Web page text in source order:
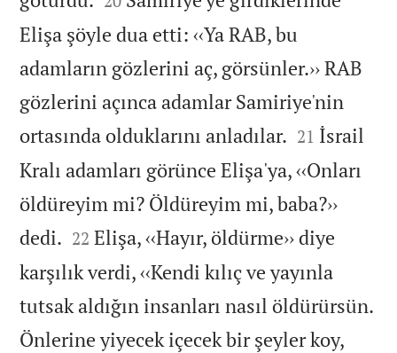
Elişa şöyle dua etti: ‹‹Ya RAB, bu
adamların gözlerini aç, görsünler.›› RAB
gözlerini açınca adamlar Samiriye'nin
ortasında olduklarını anladılar. 

21 İsrail
Kralı adamları görünce Elişa'ya, ‹‹Onları
öldüreyim mi? Öldüreyim mi, baba?››
dedi. 

22 Elişa, ‹‹Hayır, öldürme›› diye
karşılık verdi, ‹‹Kendi kılıç ve yayınla
tutsak aldığın insanları nasıl öldürürsün.
Önlerine yiyecek içecek bir şeyler koy,